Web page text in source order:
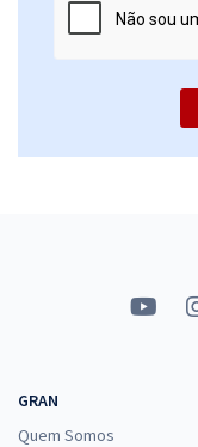
GRAN
Quem Somos